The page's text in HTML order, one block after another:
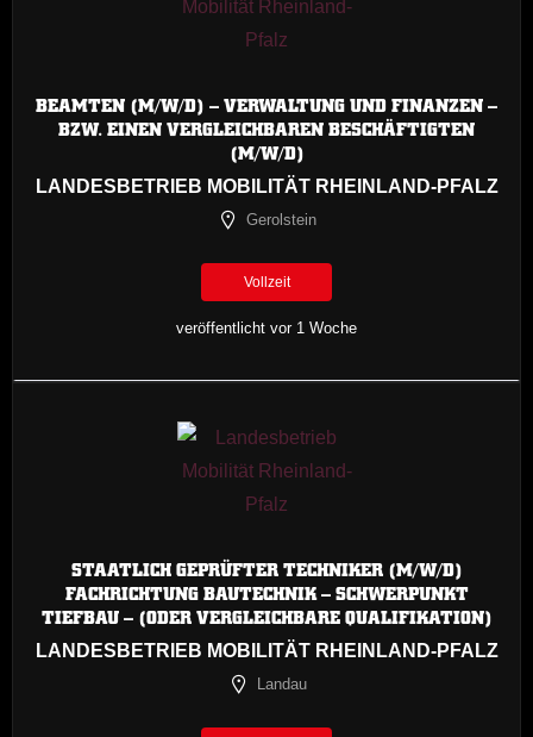
BEAMTEN (M/W/D) – VERWALTUNG UND FINANZEN –
BZW. EINEN VERGLEICHBAREN BESCHÄFTIGTEN
(M/W/D)
LANDESBETRIEB MOBILITÄT RHEINLAND-PFALZ
Gerolstein
Vollzeit
veröffentlicht vor 1 Woche
STAATLICH GEPRÜFTER TECHNIKER (M/W/D)
FACHRICHTUNG BAUTECHNIK – SCHWERPUNKT
TIEFBAU – (ODER VERGLEICHBARE QUALIFIKATION)
LANDESBETRIEB MOBILITÄT RHEINLAND-PFALZ
Landau